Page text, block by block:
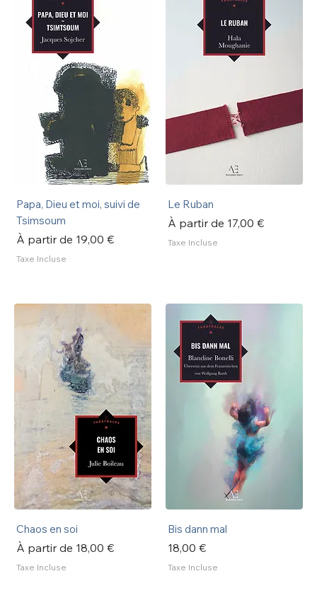
Papa, Dieu et moi, suivi de
Tsimsoum
À partir de 19,00 €
Prix promotionnel
Taxe Incluse
Le Ruban
À partir de 17,00 €
Prix promotionnel
Taxe Incluse
Chaos en soi
À partir de 18,00 €
Prix promotionnel
Taxe Incluse
Bis dann mal
Prix
18,00 €
Taxe Incluse